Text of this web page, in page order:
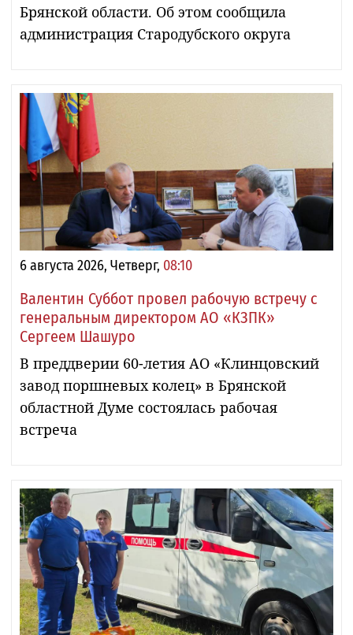
Брянской области. Об этом сообщила
администрация Стародубского округа
6 августа 2026, Четверг, 08:10
Валентин Суббот провел рабочую встречу с
генеральным директором АО «КЗПК»
Сергеем Шашуро
В преддверии 60-летия АО «Клинцовский
завод поршневых колец» в Брянской
областной Думе состоялась рабочая
встреча